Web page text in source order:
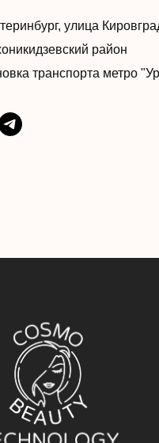
улица
район
транспорта метро